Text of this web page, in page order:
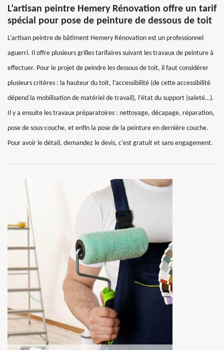
L’artisan peintre Hemery Rénovation offre un tarif
spécial pour pose de peinture de dessous de toit
L’artisan peintre de bâtiment Hemery Rénovation est un professionnel
aguerri. Il offre plusieurs grilles tarifaires suivant les travaux de peinture à
effectuer. Pour le projet de peindre les dessous de toit, il faut considérer
plusieurs critères : la hauteur du toit, l’accessibilité (de cette accessibilité
dépend la mobilisation de matériel de travail), l’état du support (saleté…).
Il y a ensuite les travaux préparatoires : nettoyage, décapage, réparation,
pose de sous-couche, et enfin la pose de la peinture en dernière couche.
Pour avoir le détail, demandez le devis, c’est gratuit et sans engagement.